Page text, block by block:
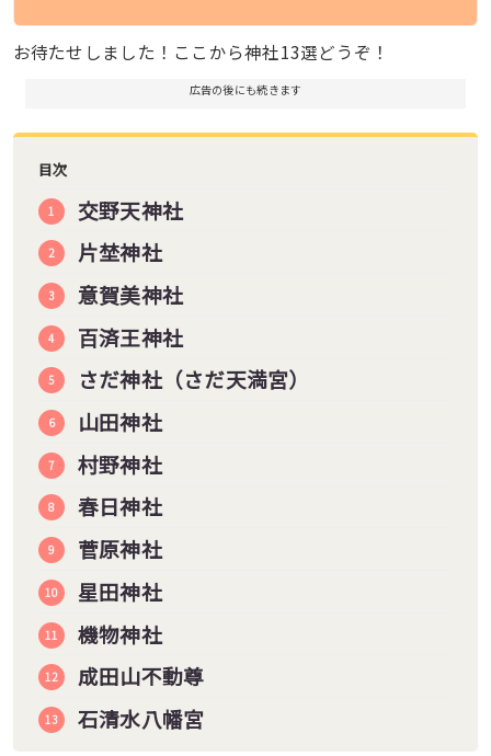
お待たせしました！ここから神社13選どうぞ！
広告の後にも続きます
目次
交野天神社
片埜神社
意賀美神社
百済王神社
さだ神社（さだ天満宮）
山田神社
村野神社
春日神社
菅原神社
星田神社
機物神社
成田山不動尊
石清水八幡宮